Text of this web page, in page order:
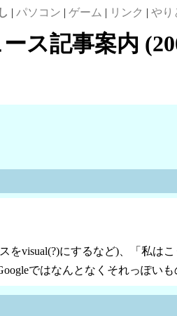
| パソコン | ゲーム | リンク | やり
ス記事案内
visual(?)にするなど)、「私は
ではなんとなくそれっぽい